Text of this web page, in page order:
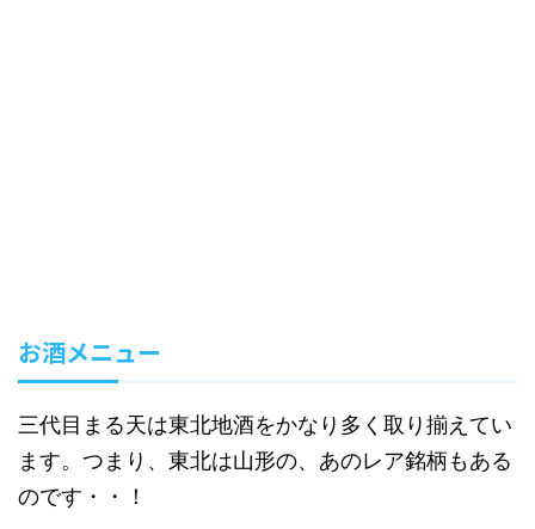
お酒メニュー
三代目まる天は東北地酒をかなり多く取り揃えてい
ます。つまり、東北は山形の、あのレア銘柄もある
のです・・！